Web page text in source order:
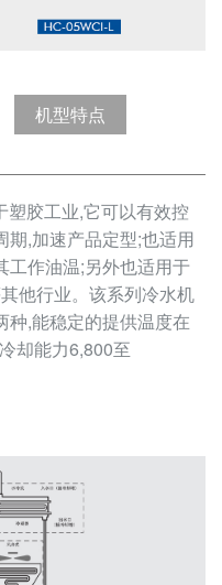
机型特点
胶工业,它可以有效控
期,加速产品定型;也适用
工作油温;另外也适用于
他行业。该系列冷水机
种,能稳定的提供温度在
却能力6,800至